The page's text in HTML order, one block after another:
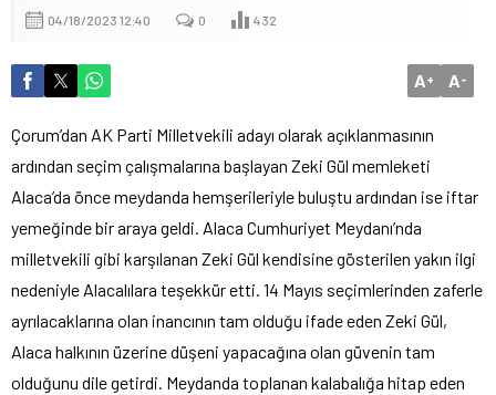
04/18/2023 12:40 0 432
A+ A-
Çorum’dan AK Parti Milletvekili adayı olarak açıklanmasının
ardından seçim çalışmalarına başlayan Zeki Gül memleketi
Alaca’da önce meydanda hemşerileriyle buluştu ardından ise iftar
yemeğinde bir araya geldi. Alaca Cumhuriyet Meydanı’nda
milletvekili gibi karşılanan Zeki Gül kendisine gösterilen yakın ilgi
nedeniyle Alacalılara teşekkür etti. 14 Mayıs seçimlerinden zaferle
ayrılacaklarına olan inancının tam olduğu ifade eden Zeki Gül,
Alaca halkının üzerine düşeni yapacağına olan güvenin tam
olduğunu dile getirdi. Meydanda toplanan kalabalığa hitap eden